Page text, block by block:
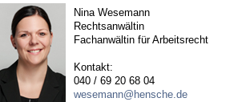
Nina Wesemann
Rechtsanwältin
Fachanwältin für Arbeitsrecht
Kontakt:
040 / 69 20 68 04
wesemann@hensche.de